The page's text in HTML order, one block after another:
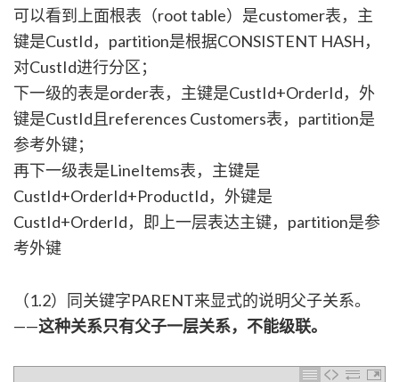
可以看到上面根表（root table）是customer表，主
键是CustId，partition是根据CONSISTENT HASH，
对CustId进行分区；
下一级的表是order表，主键是CustId+OrderId，外
键是CustId且references Customers表，partition是
参考外键；
再下一级表是LineItems表，主键是
CustId+OrderId+ProductId，外键是
CustId+OrderId，即上一层表达主键，partition是参
考外键
（1.2）同关键字PARENT来显式的说明父子关系。
——这种关系只有父子一层关系，不能级联。